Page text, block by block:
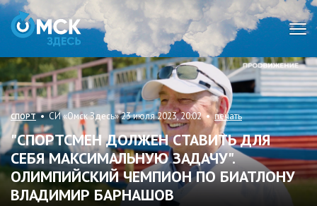
СПОРТ• СИ «Омск Здесь» 23 июля 2023, 20:02 •печать
"СПОРТСМЕН ДОЛЖЕН СТАВИТЬ ДЛЯ
СЕБЯ МАКСИМАЛЬНУЮ ЗАДАЧУ".
ОЛИМПИЙСКИЙ ЧЕМПИОН ПО БИАТЛОНУ
ВЛАДИМИР БАРНАШОВ